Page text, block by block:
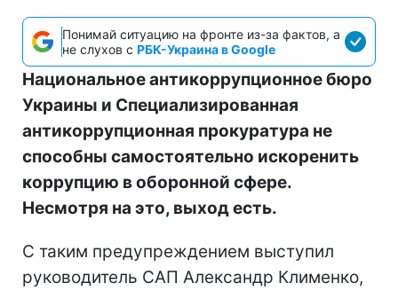
Понимай ситуацию на фронте из-за фактов, а
не слухов с РБК-Украина в Google
Национальное антикоррупционное бюро
Украины и Специализированная
антикоррупционная прокуратура не
способны самостоятельно искоренить
коррупцию в оборонной сфере.
Несмотря на это, выход есть.
С таким предупреждением выступил
руководитель САП Александр Клименко,